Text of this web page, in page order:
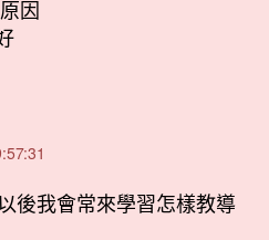
因
後我會常來學習怎樣教導